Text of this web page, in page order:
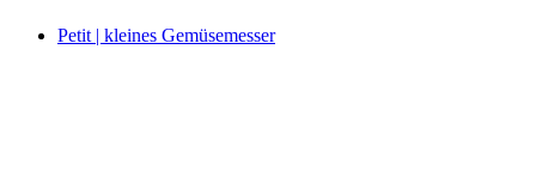
Petit | kleines Gemüsemesser